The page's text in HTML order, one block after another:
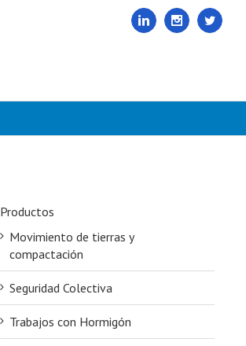
Linkedin InstagramTwitter
Productos
Movimiento de tierras y
compactación
Seguridad Colectiva
Trabajos con Hormigón